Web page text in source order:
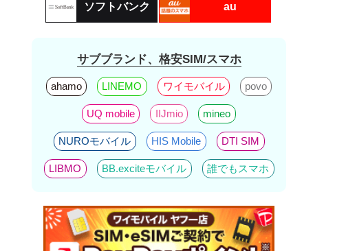
ソフトバンク au
サブブランド、格安SIM/スマホ
ahamo LINEMO ワイモバイル povo
UQ mobile IIJmio mineo
NUROモバイル HIS Mobile DTI SIM
LIBMO BB.exciteモバイル 誰でもスマホ